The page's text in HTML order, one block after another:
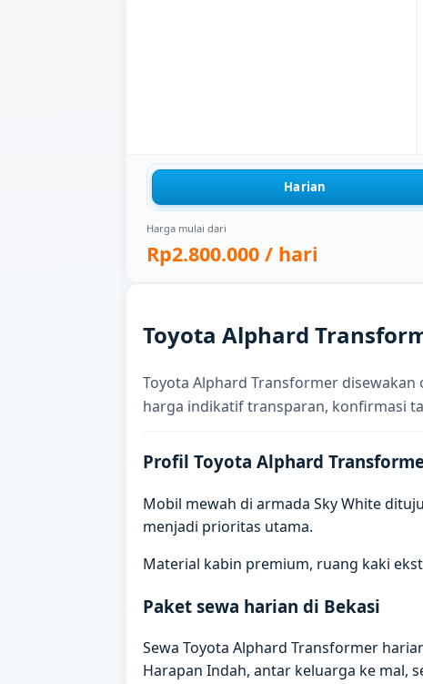
Harian
Harga mulai dari
Rp2.800.000 / hari
Toyota Alphard
Toyota Alphard Transformer
harga indikatif transparan, konfirmasi
Profil Toyota Alphard
Mobil mewah di armada Sky White
menjadi prioritas utama.
Material kabin premium, ruang kaki
Paket sewa harian di Bekasi
Sewa Toyota Alphard Transformer
Harapan Indah, antar keluarga ke mal,